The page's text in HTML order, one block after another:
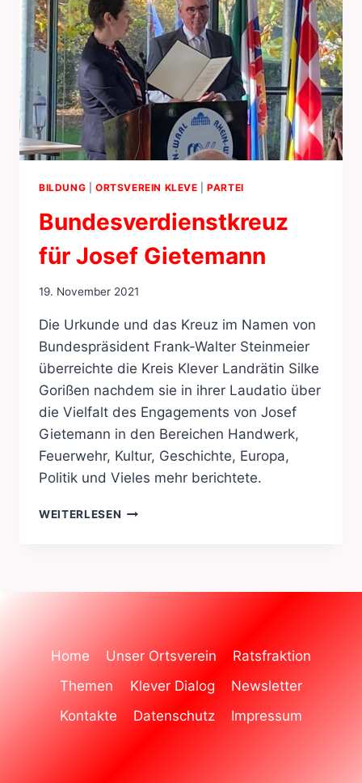
BILDUNG ORTSVEREIN KLEVE |PARTEI
Bundesverdienstkreuz
für Josef Gietemann
19. November 2021
Die Urkunde und das Kreuz im Namen von
Bundespräsident Frank-Walter Steinmeier
überreichte die Kreis Klever Landrätin Silke
Gorißen nachdem sie in ihrer Laudatio über
die Vielfalt des Engagements von Josef
Gietemann in den Bereichen Handwerk,
Feuerwehr, Kultur, Geschichte, Europa,
Politik und Vieles mehr berichtete.
WEITERLESEN BUNDESVERDIENSTKREUZ
Home Unser Ortsverein
Ratsfraktion
Themen
Klever Dialog
Newsletter
Kontakte
Datenschutz Impressum